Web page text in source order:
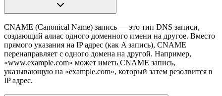
CNAME (Canonical Name) запись — это тип DNS записи,
создающий алиас одного доменного имени на другое. Вместо
прямого указания на IP адрес (как A запись), CNAME
перенаправляет с одного домена на другой. Например,
«www.example.com» может иметь CNAME запись,
указывающую на «example.com», который затем резолвится в
IP адрес.